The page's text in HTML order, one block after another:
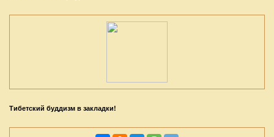
Тибетский буддизм в закладки!